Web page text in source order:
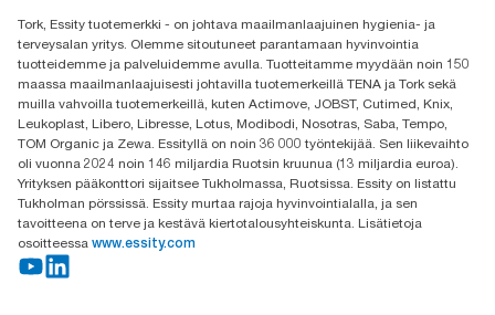
Oy Essity Finland Ab
Revontulenkuja 1
02100 Espoo
Tork, Essity tuotemerkki - on johtava maailmanlaajuinen hygienia- ja
terveysalan yritys. Olemme sitoutuneet parantamaan hyvinvointia
tuotteidemme ja palveluidemme avulla. Tuotteitamme myydään noin 150
maassa maailmanlaajuisesti johtavilla tuotemerkeillä TENA ja Tork sekä
muilla vahvoilla tuotemerkeillä, kuten Actimove, JOBST, Cutimed, Knix,
Leukoplast, Libero, Libresse, Lotus, Modibodi, Nosotras, Saba, Tempo,
TOM Organic ja Zewa. Essityllä on noin 36 000 työntekijää. Sen liikevaihto
oli vuonna 2024 noin 146 miljardia Ruotsin kruunua (13 miljardia euroa).
Yrityksen pääkonttori sijaitsee Tukholmassa, Ruotsissa. Essity on listattu
Tukholman pörssissä. Essity murtaa rajoja hyvinvointialalla, ja sen
tavoitteena on terve ja kestävä kiertotalousyhteiskunta. Lisätietoja
osoitteessa www.essity.com